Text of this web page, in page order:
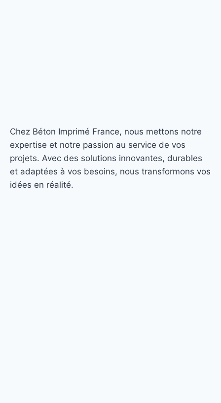
Chez Béton Imprimé France, nous mettons notre
expertise et notre passion au service de vos
projets. Avec des solutions innovantes, durables
et adaptées à vos besoins, nous transformons vos
idées en réalité.